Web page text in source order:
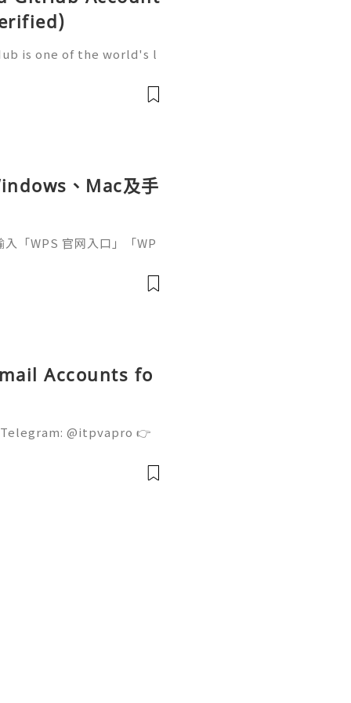
is one of the world's l
and open-source c
、Mac及手
「WPS 官网入口」「WP
三方下載頁面。
Accounts fo
@itpvapro 👉
itpvapro.com Gmail i